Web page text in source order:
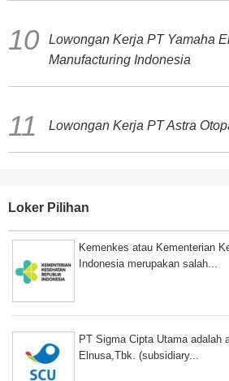
Lowongan Kerja PT Yamaha
Manufacturing Indonesia
Lowongan Kerja PT Astra
Loker Pilihan
Kemenkes atau Kementerian
Indonesia merupakan salah...
PT Sigma Cipta Utama adalah
Elnusa,Tbk. (subsidiary...